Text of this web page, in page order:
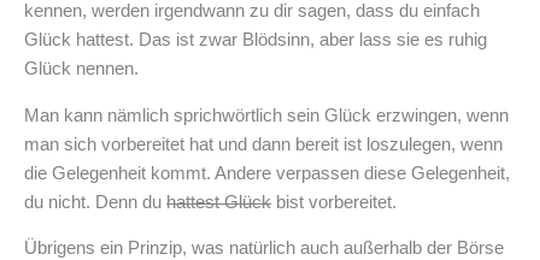
kennen, werden irgendwann zu dir sagen, dass du einfach
Glück hattest. Das ist zwar Blödsinn, aber lass sie es ruhig
Glück nennen.
Man kann nämlich sprichwörtlich sein Glück erzwingen, wenn
man sich vorbereitet hat und dann bereit ist loszulegen, wenn
die Gelegenheit kommt. Andere verpassen diese Gelegenheit,
du nicht. Denn du hattest Glück bist vorbereitet.
Übrigens ein Prinzip, was natürlich auch außerhalb der Börse